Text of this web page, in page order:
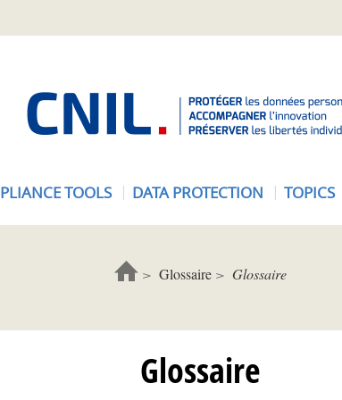
TOOLS DATA PROTECTION TOPICS
Glossaire Glossaire
Glossaire